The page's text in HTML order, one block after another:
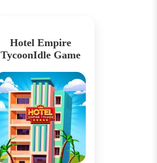
Hotel Empire
TycoonIdle Game